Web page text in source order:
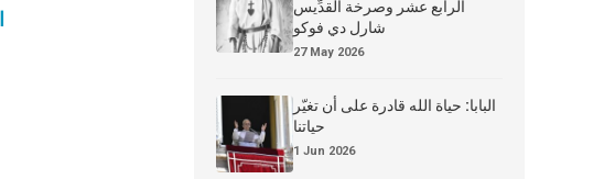
الرابع عشر وصرخة القدِّيس
شارل دي فوكو
27 May 2026
البابا: حياة الله قادرة على أن تغيّر
حياتنا
1 Jun 2026